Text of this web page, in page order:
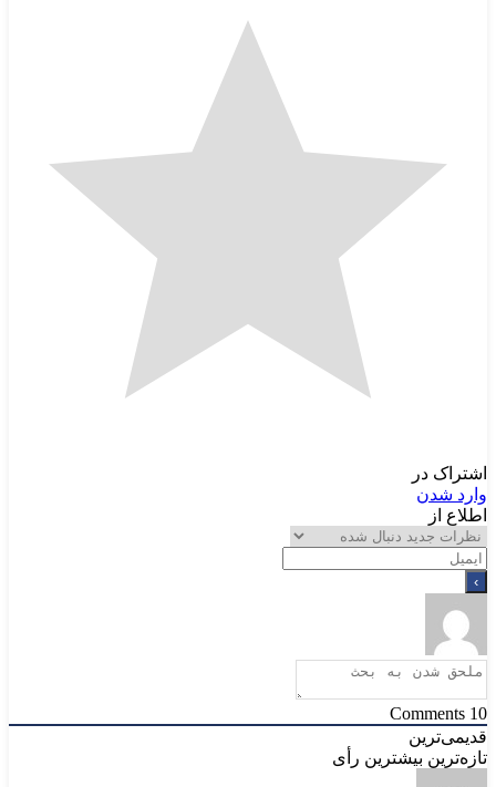
اشتراک در
وارد شدن
اطلاع از
10
قدیمی‌ترین
تازه‌ترین بیشترین رأی